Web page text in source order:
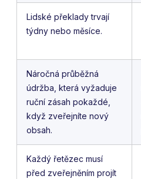
Lidské překlady trvají
týdny nebo měsíce.
Náročná průběžná
údržba, která vyžaduje
ruční zásah pokaždé,
když zveřejníte nový
obsah.
Každý řetězec musí
před zveřejněním projít